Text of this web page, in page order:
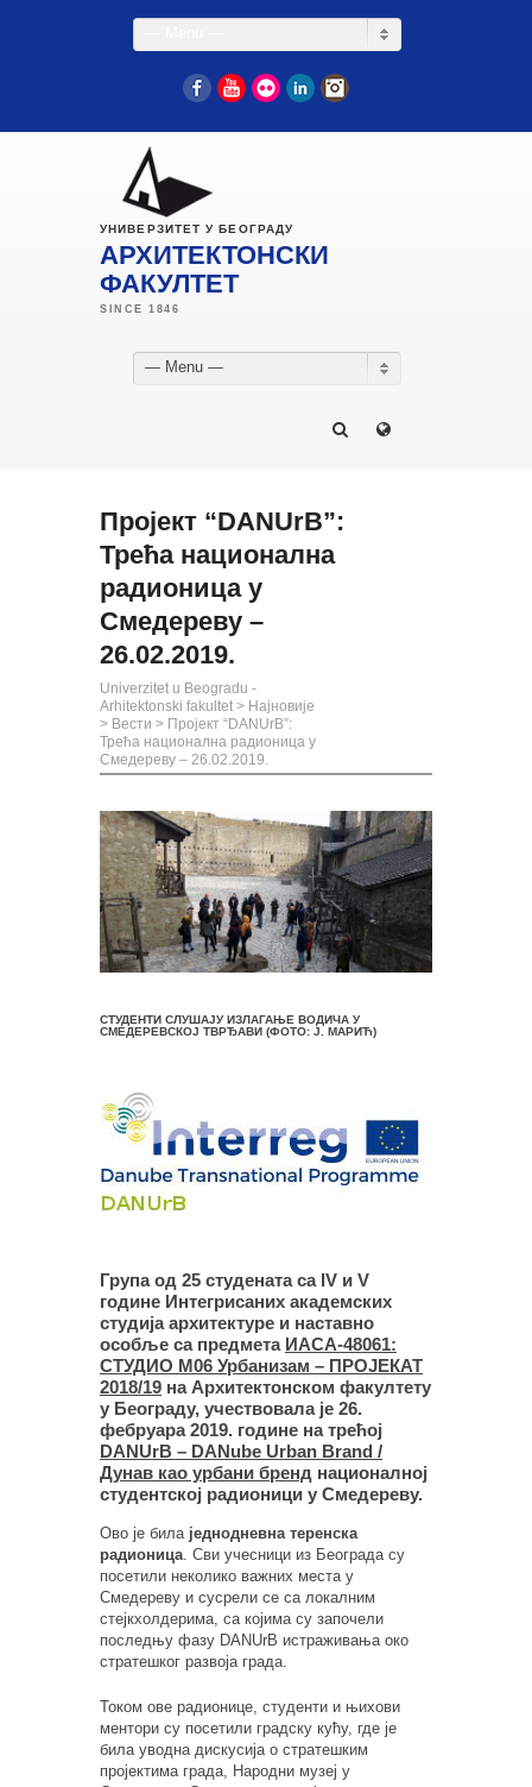
FacebookYouTube
Flickr LinkedIn
УНИВЕРЗИТЕТ У БЕОГРАДУ
АРХИТЕКТОНСКИ
ФАКУЛТЕТ
— Menu —
Пројект “DANUrB”:
Трећа национална
радионица у
Смедереву –
26.02.2019.
Univerzitet u Beogradu -
Arhitektonski fakultet > Најновије
> Вести > Пројект “DANUrB”:
Трећа национална радионица у
Смедереву – 26.02.2019.
СТУДЕНТИ СЛУШАЈУ ИЗЛАГАЊЕ ВОДИЧА У
СМЕДЕРЕВСКОЈ ТВРЂАВИ (ФОТО: Ј. МАРИЋ)
Група од 25 студената са IV и V
године Интегрисаних академских
студија архитектуре и наставно
особље са предмета ИАСА-48061:
СТУДИО М06 Урбанизам – ПРОЈЕКАТ
2018/19 на Архитектонском факултету
у Београду, учествовала је 26.
фебруара 2019. године на трећој
DANUrB – DANube Urban Brand /
Дунав као урбани бренд националној
студентској радионици у Смедереву.
Ово је била једнодневна теренска
радионица. Сви учесници из Београда су
посетили неколико важних места у
Смедереву и сусрели се са локалним
стејкхолдерима, са којима су започели
последњу фазу DANUrB истраживања око
стратешког развоја града.
Током ове радионице, студенти и њихови
ментори су посетили градску кућу, где је
била уводна дискусија о стратешким
пројектима града, Народни музеј у